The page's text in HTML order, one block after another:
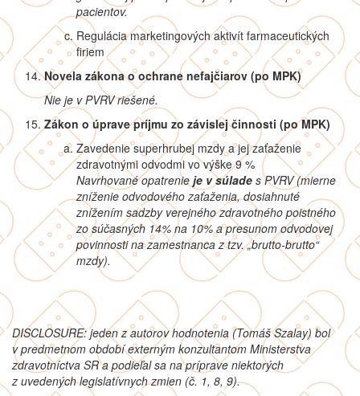
pacientov.
Regulácia marketingových aktivít farmaceutických
firiem
Novela zákona o ochrane nefajčiarov (po MPK)
Nie je v PVRV riešené.
Zákon oúprave príjmu zo závislej činnosti (po MPK)
Zavedenie superhrubej mzdy a jej zaťaženie
zdravotnými odvodmi vo výške 9 %
Navrhované opatrenie je v súlade s PVRV (mierne
zníženie odvodového zaťaženia, dosiahnuté
znížením sadzby verejného zdravotného poistného
zo súčasných 14% na 10% a presunom odvodovej
povinnosti na zamestnanca z tzv. „brutto-brutto“
mzdy).
DISCLOSURE: jeden z autorov hodnotenia (Tomáš Szalay) bol
v predmetnom období externým konzultantom Ministerstva
zdravotníctva SR a podieľal sa na príprave niektorých
z uvedených legislatívnych zmien (č. 1, 8, 9).